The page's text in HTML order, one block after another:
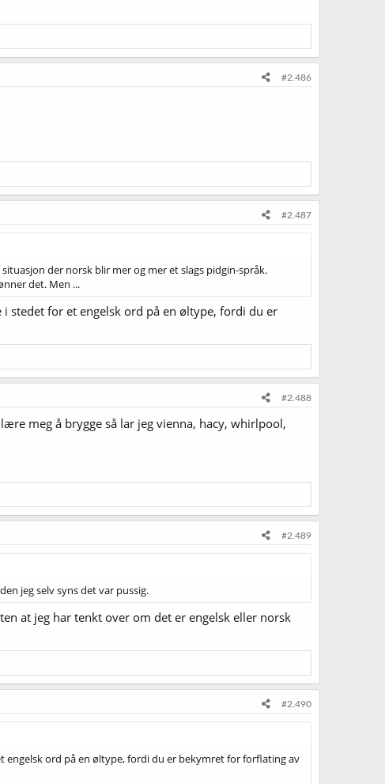
#2.486
#2.487
der norsk blir mer og mer et slags pidgin-språk.
det. Men ...
stedet for et engelsk ord på en øltype, fordi du er
#2.488
meg å brygge så lar jeg vienna, hacy, whirlpool,
#2.489
jeg selv syns det var pussig.
at jeg har tenkt over om det er engelsk eller norsk
#2.490
engelsk ord på en øltype, fordi du er bekymret for forflating av